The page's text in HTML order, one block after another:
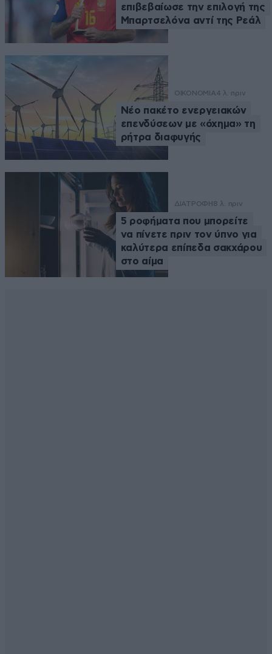
επιβεβαίωσε την επιλογή της
Μπαρτσελόνα αντί της Ρεάλ
ΟΙΚΟΝΟΜΙΑ4 λ. πριν
Νέο πακέτο ενεργειακών
επενδύσεων με «όχημα» τη
ρήτρα διαφυγής
ΔΙΑΤΡΟΦΗ8 λ. πριν
5 ροφήματα που μπορείτε
να πίνετε πριν τον ύπνο για
καλύτερα επίπεδα σακχάρου
στο αίμα